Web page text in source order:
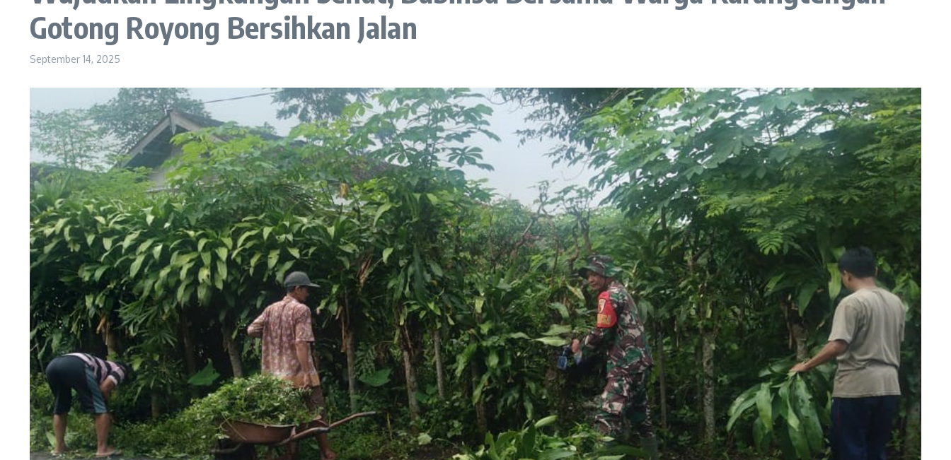
Gotong Royong Bersihkan Jalan
September 14, 2025